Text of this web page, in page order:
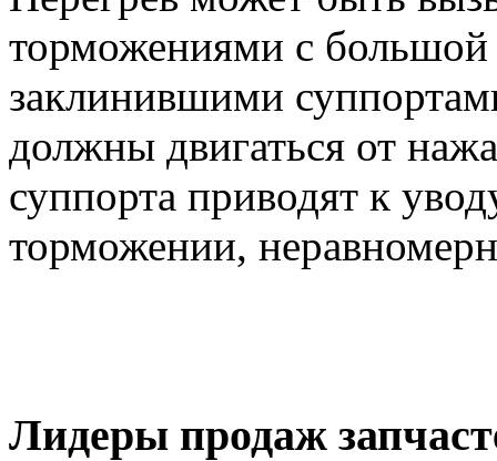
торможениями с большой
заклинившими
должны двигаться от
суппорта приводят к
торможении,
Лидеры продаж